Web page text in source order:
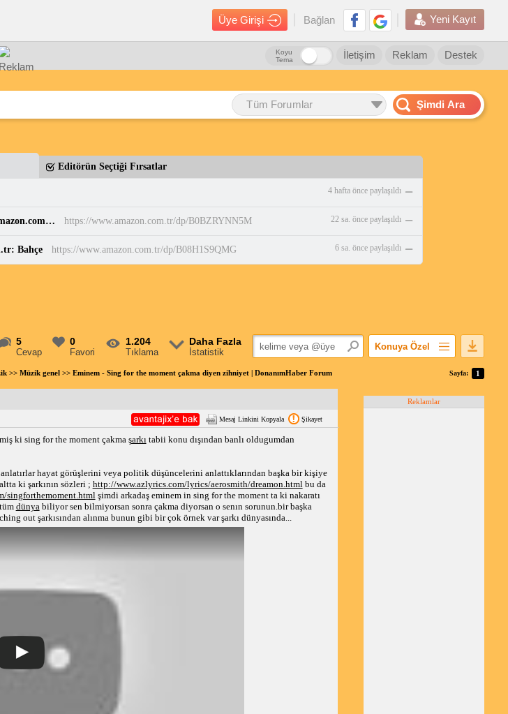
Üye Girişi Bağlan Yeni Kayıt
Destek
Reklam
İletişim
Koyu
Tema
Tüm Forumlar Şimdi Ara
Editörün Seçtiği Fırsatlar
4 hafta önce paylaşıldı
adidas Erkek PARK ST Ayakkabı CBLACK/CBLACK/OWHITE 44 2/3 : Amazon.com.tr: Moda https://www.amazon.com.tr/dp/B0BZRYNN5M 22 sa. önce paylaşıldı
Bahçe https://www.amazon.com.tr/dp/B08H1S9QMG 6 sa. önce paylaşıldı
5
Cevap
0
Favori
1.204
Tıklama
Daha Fazla
İstatistik
Konuya Özel
Popüler Mesajlar
>> Müzik genel>> Eminem - Sing for the moment çakma diyen zihniyet | DonanımHaber Forum Sayfa: 1
Mesaj Linkini Kopyala Şikayet
ki sing for the moment çakma şarkıtabii konu dışından banlı oldugumdan
hayat görüşlerini veya politik düşüncelerini anlattıklarından başka bir kişiye
ki şarkının sözleri ; http://www.azlyrics.com/lyrics/aerosmith/dreamon.htmlbu da
singforthemoment.htmlşimdi arkadaş eminem in sing for the moment ta ki nakaratı
dünyabiliyor sen bilmiyorsan sonra çakma diyorsan o senın sorunun.bir başka
out şarkısından alınma bunun gibi bir çok örnek var şarkı dünyasında...
Reklamlar